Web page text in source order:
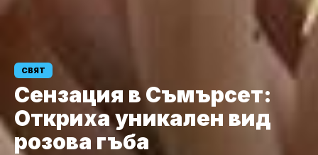
СВЯТ
Сензация в Съмърсет:
Откриха уникален вид
розова гъба